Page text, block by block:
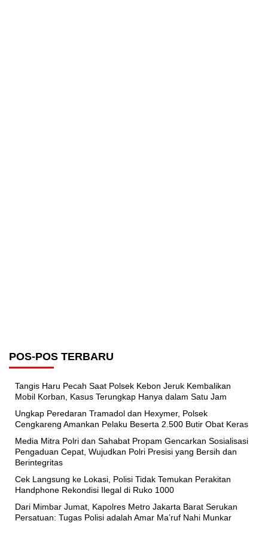
POS-POS TERBARU
Tangis Haru Pecah Saat Polsek Kebon Jeruk Kembalikan
Mobil Korban, Kasus Terungkap Hanya dalam Satu Jam
Ungkap Peredaran Tramadol dan Hexymer, Polsek
Cengkareng Amankan Pelaku Beserta 2.500 Butir Obat Keras
Media Mitra Polri dan Sahabat Propam Gencarkan Sosialisasi
Pengaduan Cepat, Wujudkan Polri Presisi yang Bersih dan
Berintegritas
Cek Langsung ke Lokasi, Polisi Tidak Temukan Perakitan
Handphone Rekondisi Ilegal di Ruko 1000
Dari Mimbar Jumat, Kapolres Metro Jakarta Barat Serukan
Persatuan: Tugas Polisi adalah Amar Ma’ruf Nahi Munkar